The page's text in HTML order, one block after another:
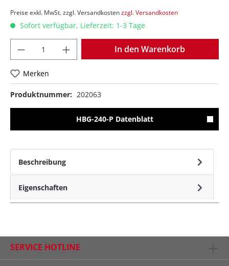
Preise exkl. MwSt. zzgl. Versandkostenzzgl. Versandkosten
Sofort verfügbar, Lieferzeit: 1-3 Tage
In den Warenkorb
Merken
Produktnummer: 202063
HBG-240-P Datenblatt
Beschreibung
Eigenschaften
SERVICE HOTLINE